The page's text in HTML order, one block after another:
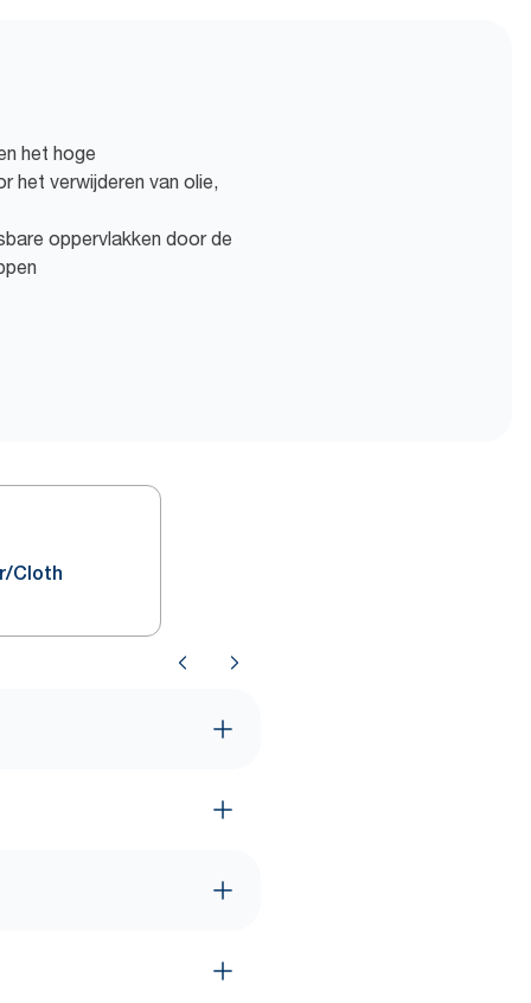
het hoge
het verwijderen van olie,
oppervlakken door de
Cloth